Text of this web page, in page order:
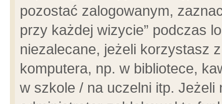
pozostać zalogowanym,
przy każdej wizycie” podczas
niezalecane, jeżeli korzystasz
komputera, np. w bibliotece,
w szkole / na uczelni itp.